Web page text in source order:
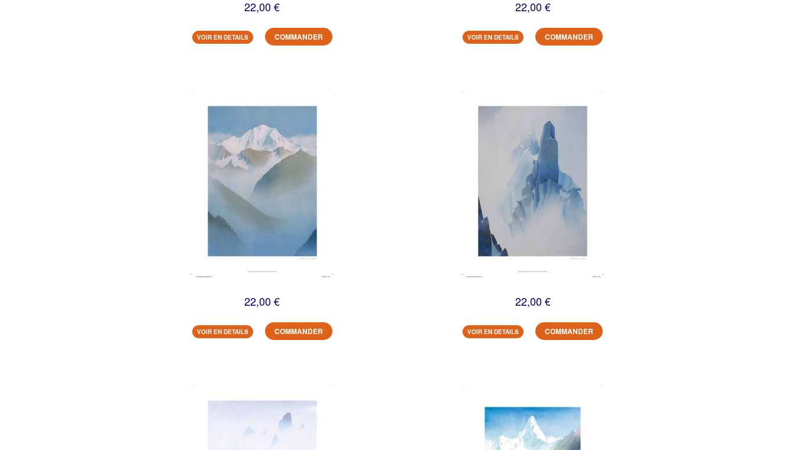
22,00 €
VOIR EN DETAILS COMMANDER
22,00 €
VOIR EN DETAILS COMMANDER
22,00 €
VOIR EN DETAILS COMMANDER
22,00 €
VOIR EN DETAILS COMMANDER